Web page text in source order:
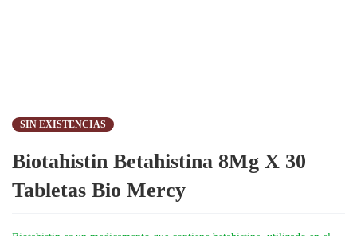
SIN EXISTENCIAS
Biotahistin Betahistina 8Mg X 30
Tabletas Bio Mercy